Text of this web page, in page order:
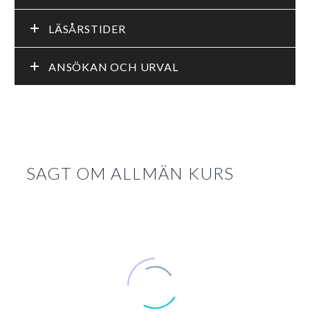
LÄSÅRSTIDER
ANSÖKAN OCH URVAL
SAGT OM ALLMÄN KURS